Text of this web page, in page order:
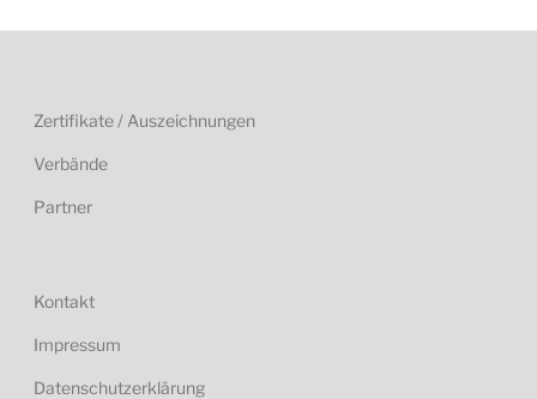
Zertifikate / Auszeichnungen
Verbände
Partner
Kontakt
Impressum
Datenschutzerklärung